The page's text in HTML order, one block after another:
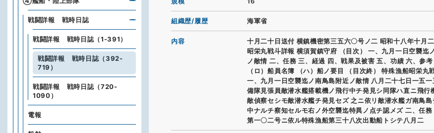
組織歴/履歴 海軍省
内容
十月二十日送付 横鎮機密第三五六〇号ノ二 昭和十八年十月
昭栄丸戦斗詳報 横須賀鎮守府 （目次） 一、九月一日空襲迄
ノ敵情 二、任務 三、経過 四、戦果及被害 五、功績 六、参
（ロ）船員名簿 （ハ）船ノ要目 （目次終） 特殊漁船昭栄丸
一、九月一日空襲迄ノ南鳥島附近ノ敵情 八月二十七日一五一
備隊見張員敵潜水艦搭載機ノ飛行中チ発見シ同隊ハ直ニ飛行
敵偵察セシモ敵潜水艦チ発見セズ 之ニ依リ敵潜水艦ガ南鳥島
中ナルチ察知セルモ右ノ外空襲迄特異ノ点チ認メズ 二、任
第一〇二号ニ依ル特殊漁船第三十八次出動船トシテ八月二
戦闘詳報 戦時日誌
戦闘詳報 戦時日誌（1-391）
戦闘詳報 戦時日誌（392-
719）
戦闘詳報 戦時日誌（720-
1090）
電報